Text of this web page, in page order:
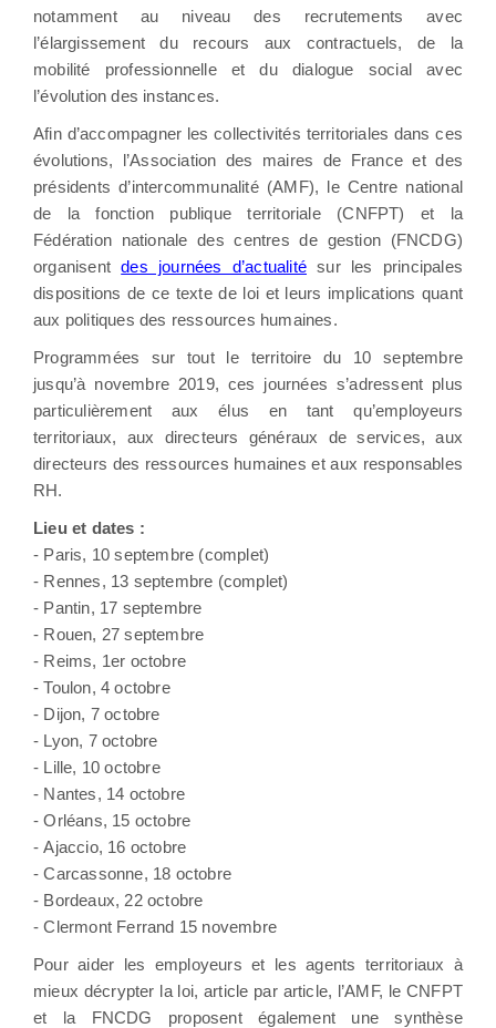
notamment au niveau des recrutements avec
l’élargissement du recours aux contractuels, de la
mobilité professionnelle et du dialogue social avec
l’évolution des instances.
Afin d’accompagner les collectivités territoriales dans ces
évolutions, l’Association des maires de France et des
présidents d’intercommunalité (AMF), le Centre national
de la fonction publique territoriale (CNFPT) et la
Fédération nationale des centres de gestion (FNCDG)
organisentdes journées d’actualité sur les principales
dispositions de ce texte de loi et leurs implications quant
aux politiques des ressources humaines.
Programmées sur tout le territoire du 10 septembre
jusqu’à novembre 2019, ces journées s’adressent plus
particulièrement aux élus en tant qu’employeurs
territoriaux, aux directeurs généraux de services, aux
directeurs des ressources humaines et aux responsables
RH.
Lieu et dates :
- Paris, 10 septembre (complet)
- Rennes, 13 septembre (complet)
- Pantin, 17 septembre
- Rouen, 27 septembre
- Reims, 1er octobre
- Toulon, 4 octobre
- Dijon, 7 octobre
- Lyon, 7 octobre
- Lille, 10 octobre
- Nantes, 14 octobre
- Orléans, 15 octobre
- Ajaccio, 16 octobre
- Carcassonne, 18 octobre
- Bordeaux, 22 octobre
- Clermont Ferrand 15 novembre
Pour aider les employeurs et les agents territoriaux à
mieux décrypter la loi, article par article, l’AMF, le CNFPT
et la FNCDG proposent également une synthèse